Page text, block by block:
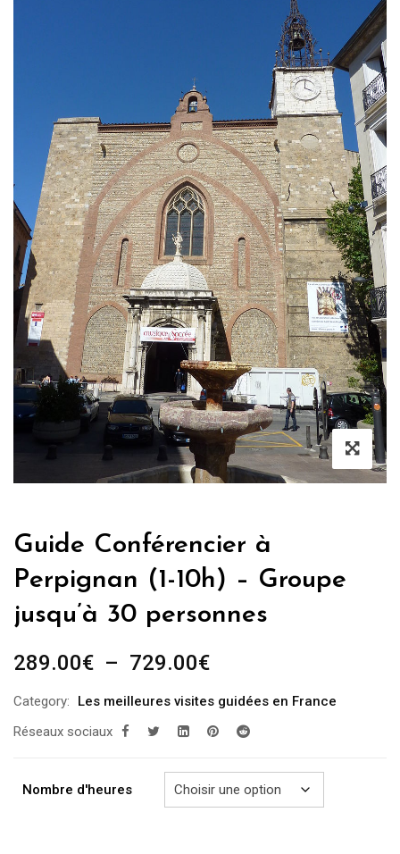
Guide Conférencier à
Perpignan (1-10h) – Groupe
jusqu’à 30 personnes
289.00€ – 729.00€Plage
prix :
289.00€
729.00€
Category:
Les meilleures visites guidées en France
Réseaux sociaux
Nombre d'heures